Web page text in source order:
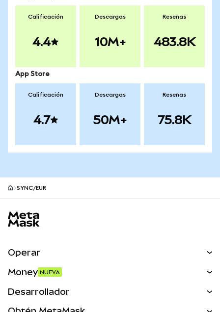
Calificación
4.4
Descargas
10M+
Reseñas
483.8K
App Store
Calificación
4.7
Descargas
50M+
Reseñas
75.8K
SYNC/EUR
Operar
Money NUEVA
Desarrollador